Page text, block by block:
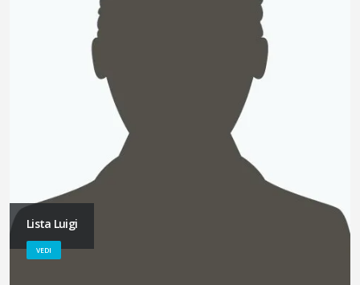
Lista Luigi
VEDI